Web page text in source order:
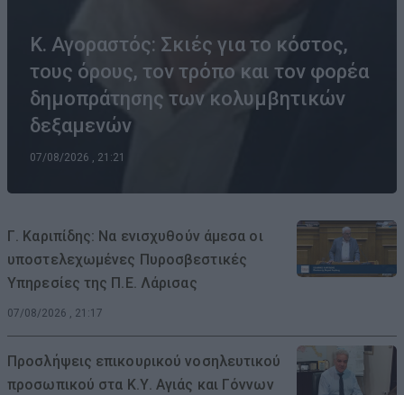
Κ. Αγοραστός: Σκιές για το κόστος,
τους όρους, τον τρόπο και τον φορέα
δημοπράτησης των κολυμβητικών
δεξαμενών
07/08/2026 , 21:21
Γ. Καριπίδης: Να ενισχυθούν άμεσα οι
υποστελεχωμένες Πυροσβεστικές
Υπηρεσίες της Π.Ε. Λάρισας
07/08/2026 , 21:17
Προσλήψεις επικουρικού νοσηλευτικού
προσωπικού στα Κ.Υ. Αγιάς και Γόννων